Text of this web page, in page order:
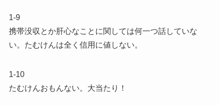
1-9
携帯没収とか肝心なことに関しては何一つ話していな
い。たむけんは全く信用に値しない。
1-10
たむけんおもんない。大当たり！